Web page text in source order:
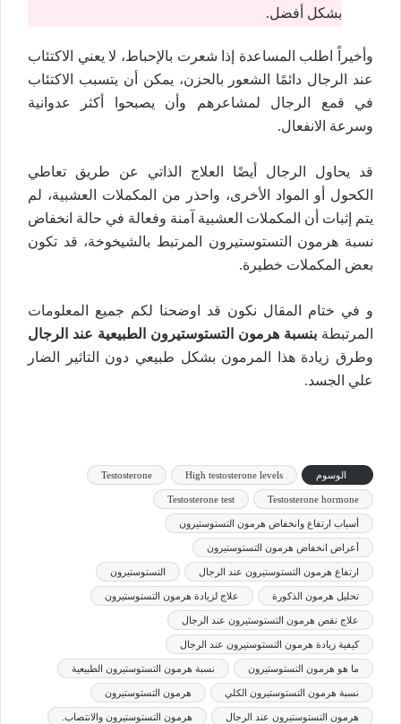
بشكل أفضل.
وأخيراً اطلب المساعدة إذا شعرت بالإحباط، لا يعني الاكتئاب
عند الرجال دائمًا الشعور بالحزن، يمكن أن يتسبب الاكتئاب
في قمع الرجال لمشاعرهم وأن يصبحوا أكثر عدوانية
وسرعة الانفعال.
قد يحاول الرجال أيضًا العلاج الذاتي عن طريق تعاطي
الكحول أو المواد الأخرى، واحذر من المكملات العشبية، لم
يتم إثبات أن المكملات العشبية آمنة وفعالة في حالة انخفاض
نسبة هرمون التستوستيرون المرتبط بالشيخوخة، قد تكون
بعض المكملات خطيرة.
و في ختام المقال نكون قد اوضحنا لكم جميع المعلومات
المرتبطة بنسبة هرمون التستوستيرون الطبيعية عند الرجال
وطرق زيادة هذا المرمون بشكل طبيعي دون التاثير الضار
علي الجسد.
الوسوم High testosterone levels
Testosterone
Testosterone hormone
Testosterone test
أسباب ارتفاع وانخفاض هرمون التستوستيرون
أعراض انخفاض هرمون التستوستيرون
ارتفاع هرمون التستوستيرون عند الرجال التستوستيرون
تحليل هرمون الذكورة علاج لزيادة هرمون التستوستيرون
علاج نقص هرمون التستوستيرون عند الرجال
كيفية زيادة هرمون التستوستيرون عند الرجال
ما هو هرمون التستوستيرون نسبة هرمون التستوستيرون الطبيعية
نسبة هرمون التستوستيرون الكلي هرمون التستوستيرون
هرمون التستوستيرون عند الرجال هرمون التستوستيرون والانتصاب.